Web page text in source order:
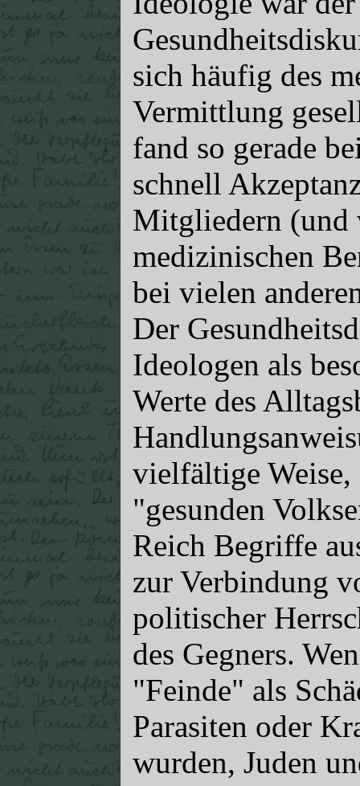
sich häufig des
Vermittlung
fand so gerade
schnell
Mitgliedern (und
medizinischen
bei vielen
Der
Ideologen als
Werte des
vielfältige
"gesunden
Reich Begriffe
zur Verbindung
politischer
des Gegners.
"Feinde" als
Parasiten oder
wurden, Juden